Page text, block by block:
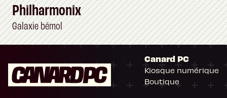
Philharmonix
Galaxie bémol
Canard PC
Kiosque numérique
Boutique